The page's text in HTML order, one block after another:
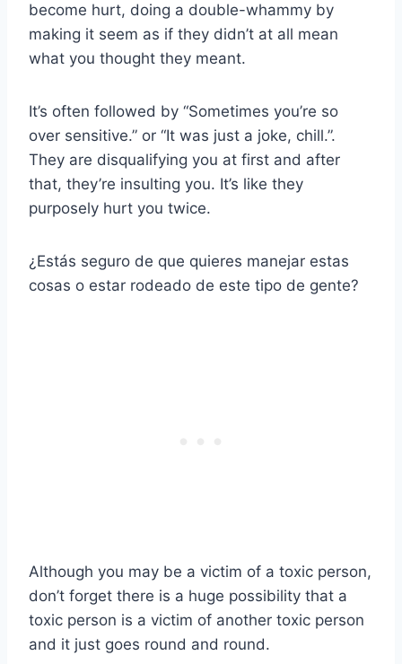
become hurt, doing a double-whammy by
making it seem as if they didn’t at all mean
what you thought they meant.
It’s often followed by “Sometimes you’re so
over sensitive.” or “It was just a joke, chill.”.
They are disqualifying you at first and after
that, they’re insulting you. It’s like they
purposely hurt you twice.
¿Estás seguro de que quieres manejar estas
cosas o estar rodeado de este tipo de gente?
Although you may be a victim of a toxic person,
don’t forget there is a huge possibility that a
toxic person is a victim of another toxic person
and it just goes round and round.